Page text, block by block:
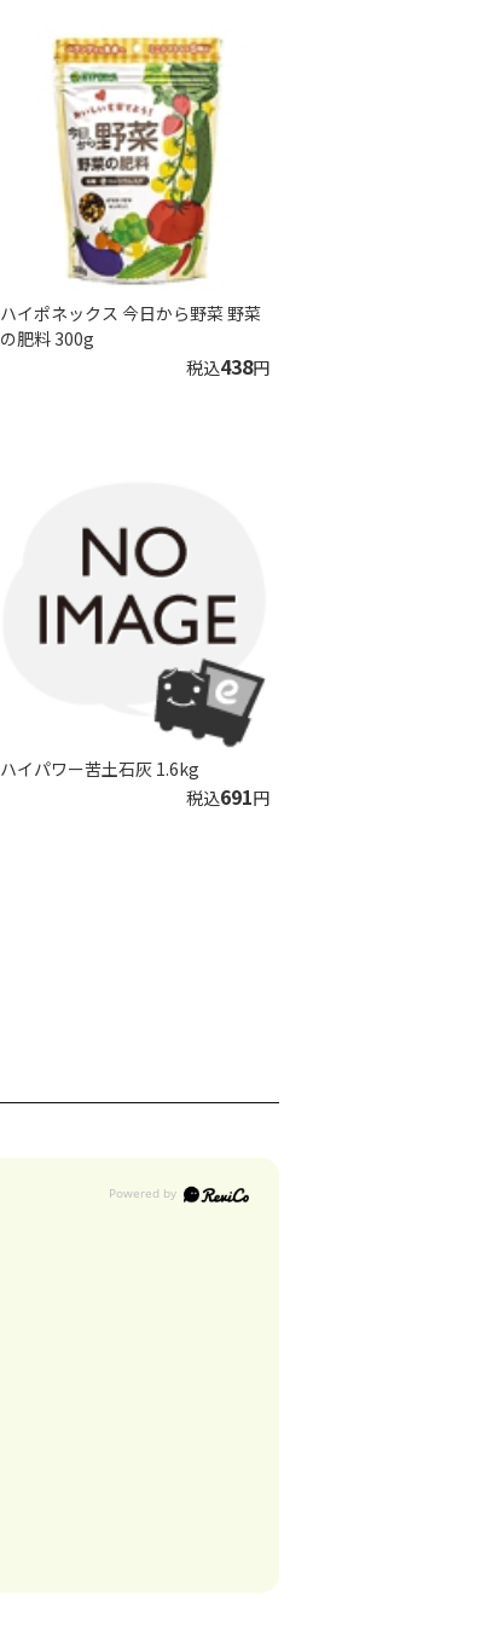
ハイポネックス 今日から野菜 野菜
の肥料 300g
税込438円
ハイパワー苦土石灰 1.6kg
税込691円